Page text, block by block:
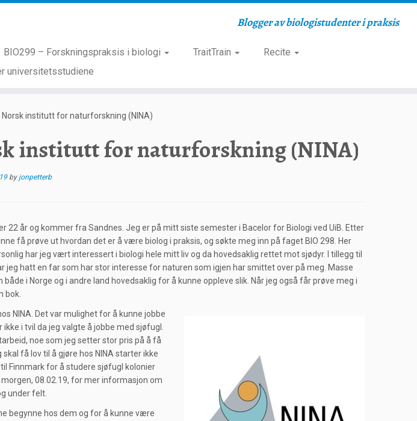
Blogger av biologistudenter i praksis
BIO299 – Forskningspraksis i biologi TraitTrain
Recite
universitetsstudiene
Norsk institutt for naturforskning (NINA)
institutt for naturforskning (NINA)
by jonpetterb
22 år og kommer fra Sandnes. Jeg er på mitt siste semester i Bacelor for Biologi ved UiB. Etter
få prøve ut hvordan det er å være biolog i praksis, og søkte meg inn på faget BIO 298. Her
har jeg vært interessert i biologi hele mitt liv og da hovedsaklig rettet mot sjødyr. I tillegg til
jeg hatt en far som har stor interesse for naturen som igjen har smittet over på meg. Masse
i Norge og i andre land hovedsaklig for å kunne oppleve slik. Når jeg også får prøve meg i
bok.
NINA. Det var mulighet for å kunne jobbe
i tvil da jeg valgte å jobbe med sjøfugl.
noe som jeg setter stor pris på å få
få lov til å gjøre hos NINA starter ikke
Finnmark for å studere sjøfugl kolonier
08.02.19, for mer informasjon om
under felt.
begynne hos dem og for å kunne være